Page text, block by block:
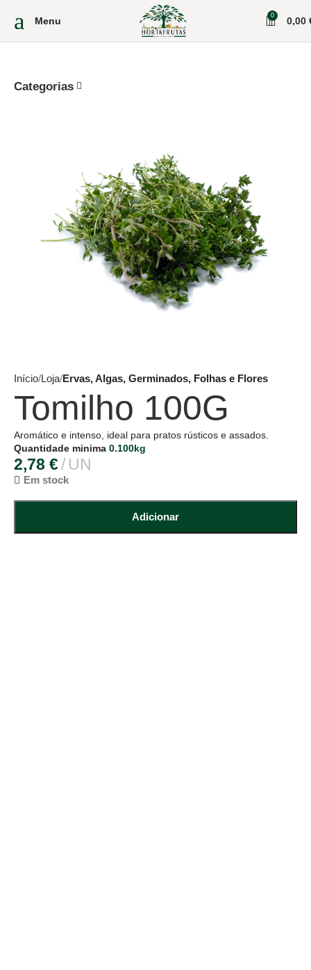
Menu 0 0,00
Categorias
Início Loja Ervas, Algas, Germinados, Folhas e Flores
Tomilho 100G
Aromático e intenso, ideal para pratos rústicos e assados.
Quantidade minima 0.100kg
2,78 € UN
Em stock
Adicionar